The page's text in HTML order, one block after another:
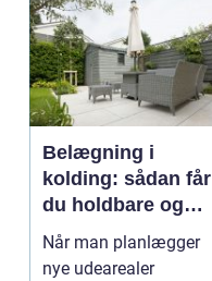
Belægning i
kolding: sådan får
du holdbare og
flotte udearealer
Når man planlægger
nye udearealer